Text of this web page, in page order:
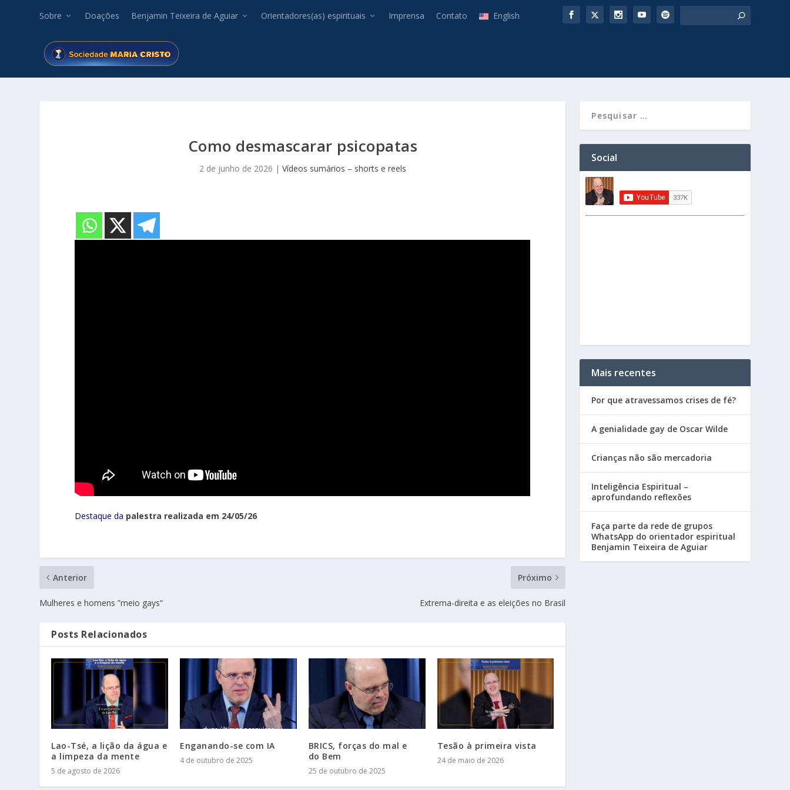
Sobre Doações Benjamin Teixeira de Aguiar Orientadores(as) espirituais Imprensa Contato English
Como desmascarar psicopatas
2 de junho de 2026 | Vídeos sumários – shorts e reels
Destaque da palestra realizada em 24/05/26
Anterior
Mulheres e homens ”meio gays“
Próximo
Extrema-direita e as eleições no Brasil
Posts Relacionados
Lao-Tsé, a lição da água e
a limpeza da mente
5 de agosto de 2026
Enganando-se com IA
4 de outubro de 2025
BRICS, forças do mal e
do Bem
25 de outubro de 2025
Tesão à primeira vista
24 de maio de 2026
Social
Mais recentes
Por que atravessamos crises de fé?
A genialidade gay de Oscar Wilde
Crianças não são mercadoria
Inteligência Espiritual –
aprofundando reflexões
Faça parte da rede de grupos
WhatsApp do orientador espiritual
Benjamin Teixeira de Aguiar